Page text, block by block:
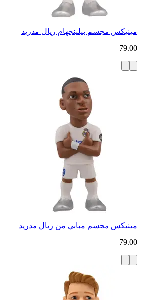
مينيكس مجسم بيلينجهام ريال مدريد
79.00
مينيكس مجسم مبابي من ريال مدريد
79.00